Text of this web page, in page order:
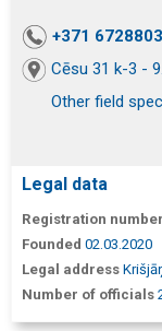
+371
Cēsu 31 k-3 -
Other field
Legal data
Registration number
Founded 02.03.2020
Legal address
Number of officials